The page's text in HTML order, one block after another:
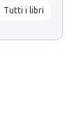
Tutti i libri